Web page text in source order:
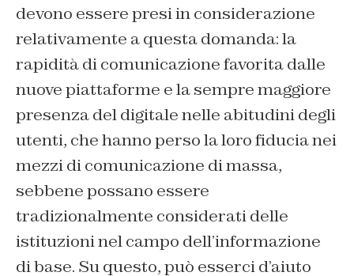
devono essere presi in considerazione
relativamente a questa domanda: la
rapidità di comunicazione favorita dalle
nuove piattaforme e la sempre maggiore
presenza del digitale nelle abitudini degli
utenti, che hanno perso la loro fiducia nei
mezzi di comunicazione di massa,
sebbene possano essere
tradizionalmente considerati delle
istituzioni nel campo dell’informazione
di base. Su questo, può esserci d’aiuto